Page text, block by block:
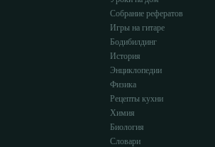
Собрание рефератов
Игры на гитаре
Бодибилдинг
История
Энциклопедии
Физика
Рецепты кухни
Химия
Биология
Словари